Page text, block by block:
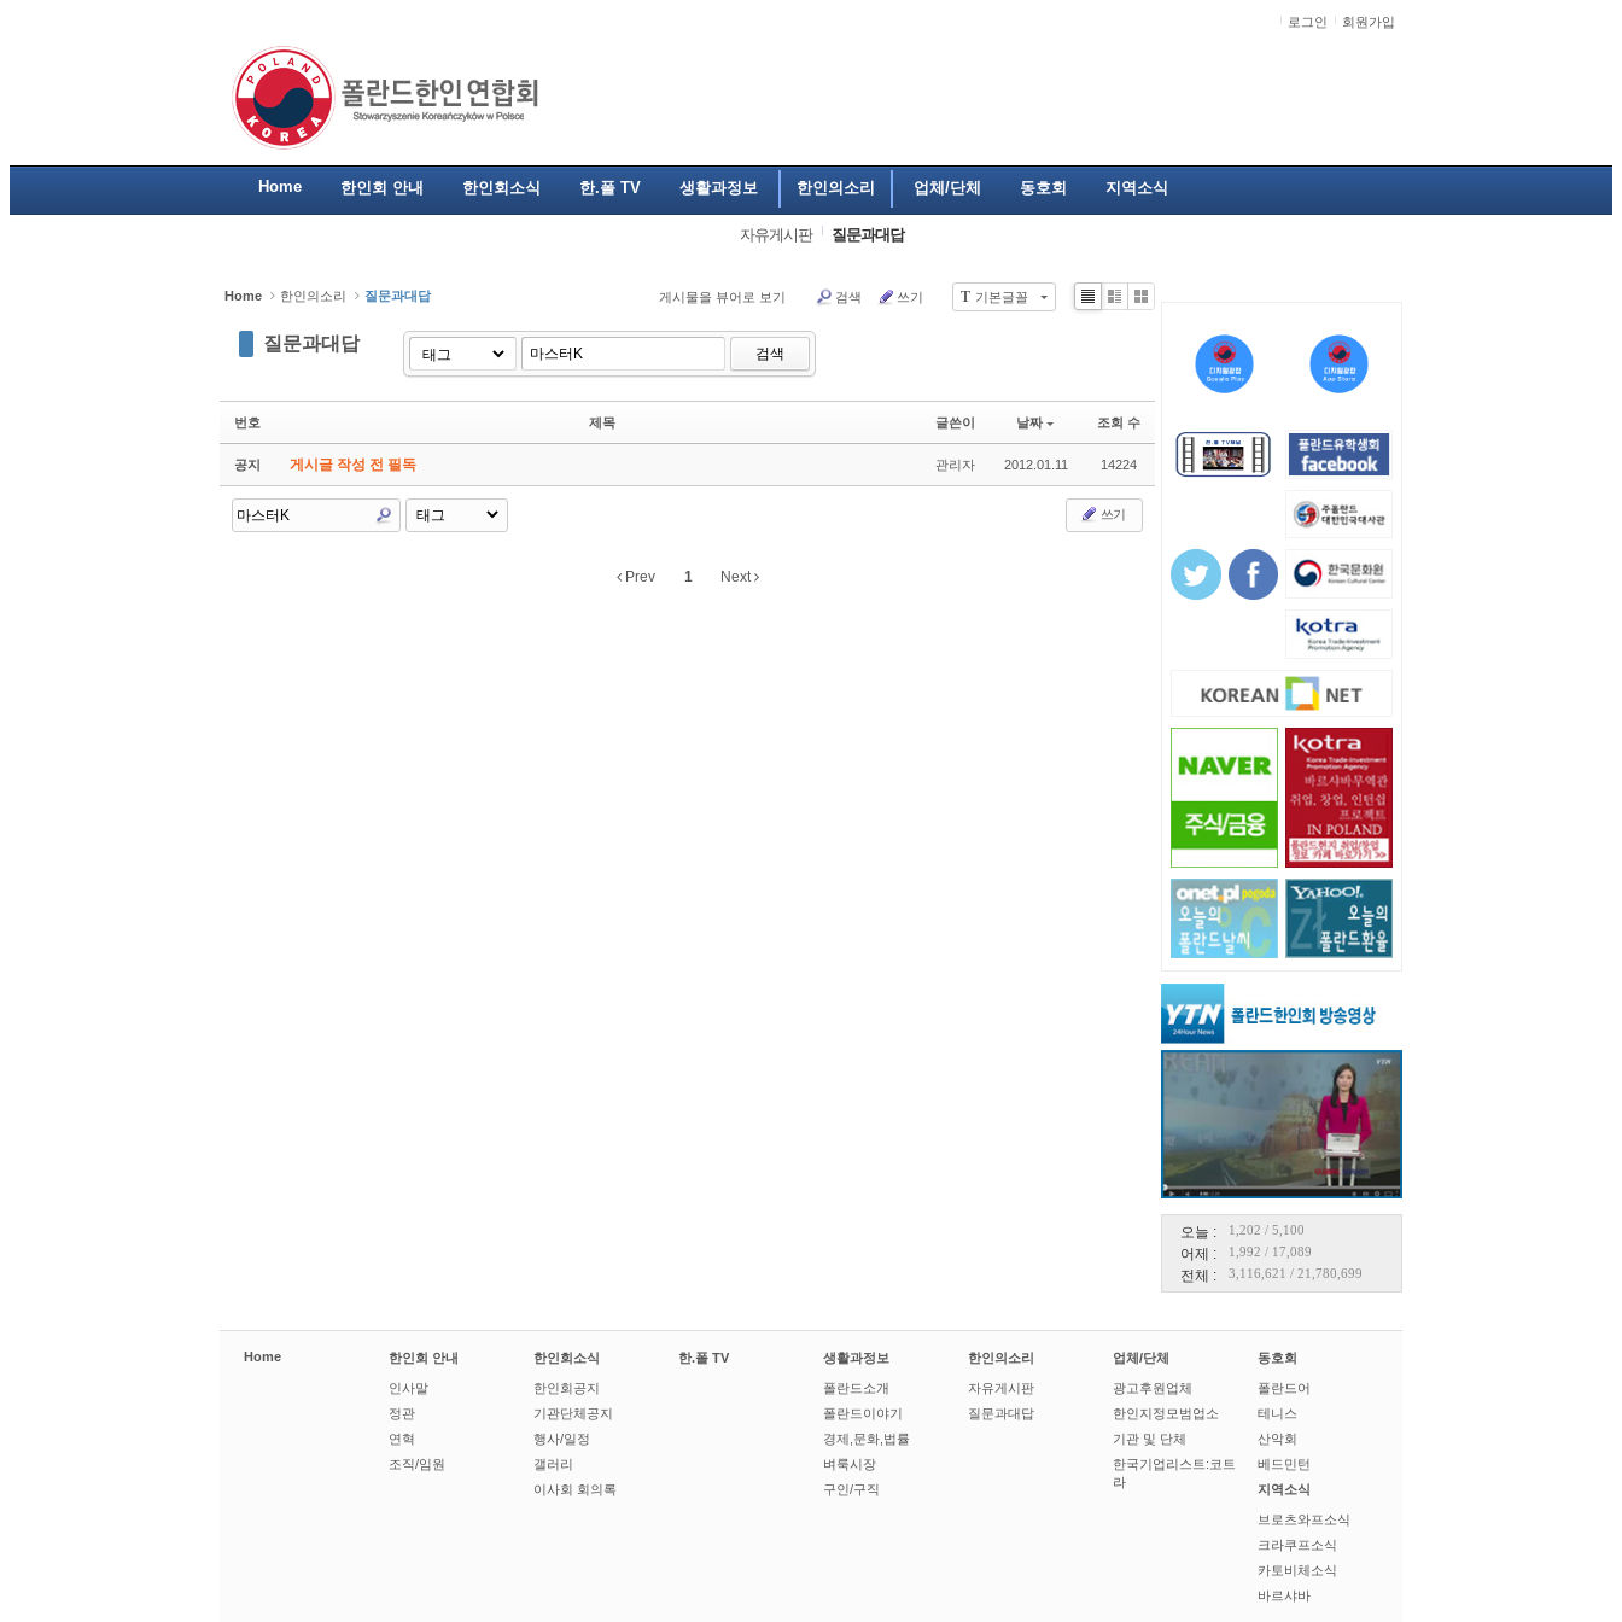
로그인 회원가입
Home 한인회 안내 한인회소식 한.폴 TV 생활과정보 한인의소리 업체/단체 동호회 지역소식
자유게시판 질문과대답
오늘 : 1,202 / 5,100
어제 : 1,992 / 17,089
전체 : 3,116,621 / 21,780,699
Home 한인의소리 질문과대답 T 기본글꼴
게시물을 뷰어로 보기 검색 쓰기
질문과대답 검색
Li
Zi
G
y
번호 제목 글쓴이 날짜 조회 수
공지 게시글 작성 전 필독 관리자 2012.01.11 14224
쓰기
Prev 1 Next
Home 한인회 안내
인사말
정관
연혁
조직/임원
한인회소식
한인회공지
기관단체공지
행사/일정
갤러리
이사회 회의록
한.폴 TV 생활과정보
폴란드소개
폴란드이야기
경제,문화,법률
벼룩시장
구인/구직
한인의소리
자유게시판
질문과대답
업체/단체
광고후원업체
한인지정모범업소
기관 및 단체
한국기업리스트:코트
라
동호회
폴란드어
테니스
산악회
베드민턴
지역소식
브로츠와프소식
크라쿠프소식
카토비체소식
바르샤바